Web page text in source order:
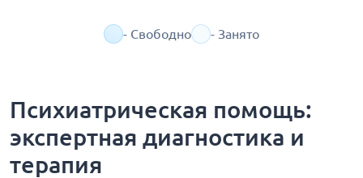
- Свободно - Занято
Психиатрическая помощь:
экспертная диагностика и
терапия